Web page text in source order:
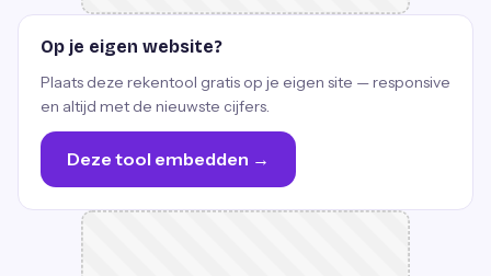
Op je eigen website?
Plaats deze rekentool gratis op je eigen site — responsive
en altijd met de nieuwste cijfers.
Deze tool embedden →